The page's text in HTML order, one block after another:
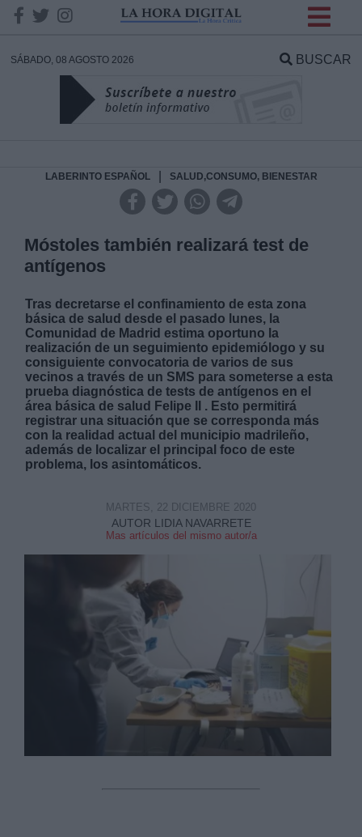
SÁBADO, 08 AGOSTO 2026 BUSCAR
LABERINTO ESPAÑOL SALUD,CONSUMO, BIENESTAR
Móstoles también realizará test de
antígenos
Tras decretarse el confinamiento de esta zona
básica de salud desde el pasado lunes, la
Comunidad de Madrid estima oportuno la
realización de un seguimiento epidemiólogo y su
consiguiente convocatoria de varios de sus
vecinos a través de un SMS para someterse a esta
prueba diagnóstica de tests de antígenos en el
área básica de salud Felipe II . Esto permitirá
registrar una situación que se corresponda más
con la realidad actual del municipio madrileño,
además de localizar el principal foco de este
problema, los asintomáticos.
AUTOR LIDIA NAVARRETE
Mas artículos del mismo autor/a
MARTES, 22 DICIEMBRE 2020
DATOS
Responsable:
Destinatarios:
Derechos:
link
Información adicional